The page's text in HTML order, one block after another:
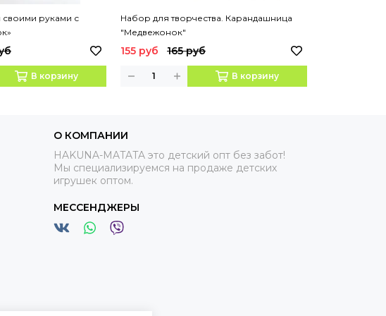
руками с
В корзину
Набор для творчества. Карандашница
"Медвежонок"
155 руб 165 руб
В корзину
О КОМПАНИИ
HAKUNA-MATATA это детский опт без забот!
Мы специализируемся на продаже детских
игрушек оптом.
МЕССЕНДЖЕРЫ